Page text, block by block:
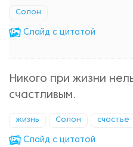
Солон
Cлайд с цитатой
Никого при жизни
счастливым.
жизнь Солон счастье
Cлайд с цитатой